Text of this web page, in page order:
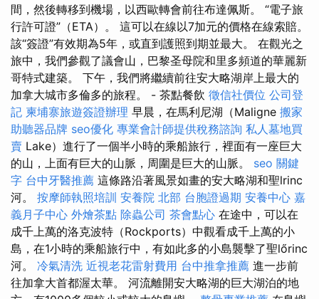
間，然後轉移到機場，以西歐轉會前往布達佩斯。 “電子旅
行許可證”（ETA）。 這可以在線以7加元的價格在線索賠。
該“簽證”有效期為5年，或直到護照到期並最大。 在觀光之
旅中，我們參觀了議會山，巴黎圣母院和里多頻道的華麗新
哥特式建築。 下午，我們將繼續前往安大略湖岸上最大的
加拿大城市多倫多的旅程。 - 茶點餐飲 徵信社價位 公司登
記 柬埔寨旅遊簽證辦理 早晨，在馬利尼湖（Maligne 搬家
助聽器品牌 seo優化 專業會計師提供稅務諮詢 私人墓地買
賣 Lake）進行了一個半小時的乘船旅行，裡面有一座巨大
的山，上面有巨大的山脈，周圍是巨大的山脈。 seo 關鍵
字 台中牙醫推薦 這條路沿著風景如畫的安大略湖和聖lrinc
河。 按摩師執照培訓 安養院 北部 台胞證過期 安養中心 嘉
義月子中心 外燴茶點 除蟲公司 茶會點心 在途中，可以在
成千上萬的洛克波特（Rockports）中觀看成千上萬的小
島，在1小時的乘船旅行中，有如此多的小島襲擊了聖lőrinc
河。 冷氣清洗 近視老花雷射費用 台中推拿推薦 進一步前
往加拿大首都渥太華。 河流離開安大略湖的巨大湖泊的地